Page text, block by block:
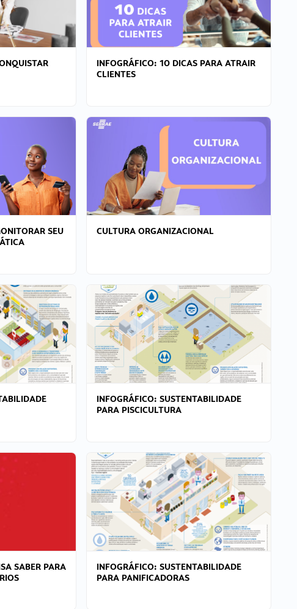
INFOGRÁFICO: 10 DICAS PARA ATRAIR
CLIENTES
SEU
CULTURA ORGANIZACIONAL
INFOGRÁFICO: SUSTENTABILIDADE
PARA PISCICULTURA
SABER PARA
INFOGRÁFICO: SUSTENTABILIDADE
PARA PANIFICADORAS